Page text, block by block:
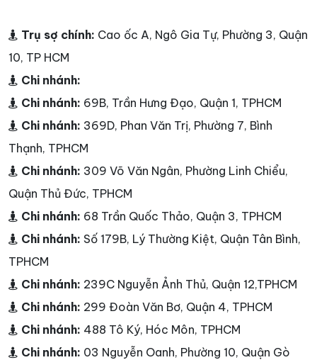
Trụ sợ chính: Cao ốc A, Ngô Gia Tự, Phường 3, Quận
10, TP HCM
Chi nhánh:
Chi nhánh: 69B, Trần Hưng Đạo, Quận 1, TPHCM
Chi nhánh: 369D, Phan Văn Trị, Phường 7, Bình
Thạnh, TPHCM
Chi nhánh: 309 Võ Văn Ngân, Phường Linh Chiểu,
Quận Thủ Đức, TPHCM
Chi nhánh: 68 Trần Quốc Thảo, Quận 3, TPHCM
Chi nhánh: Số 179B, Lý Thường Kiệt, Quận Tân Bình,
TPHCM
Chi nhánh: 239C Nguyễn Ảnh Thủ, Quận 12,TPHCM
Chi nhánh: 299 Đoàn Văn Bơ, Quận 4, TPHCM
Chi nhánh: 488 Tô Ký, Hóc Môn, TPHCM
Chi nhánh: 03 Nguyễn Oanh, Phường 10, Quận Gò